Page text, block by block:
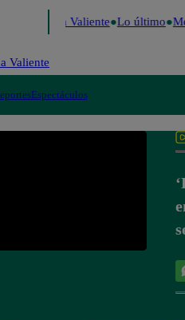
Valentina Valiente Lo último
Valiente
Espectáculos